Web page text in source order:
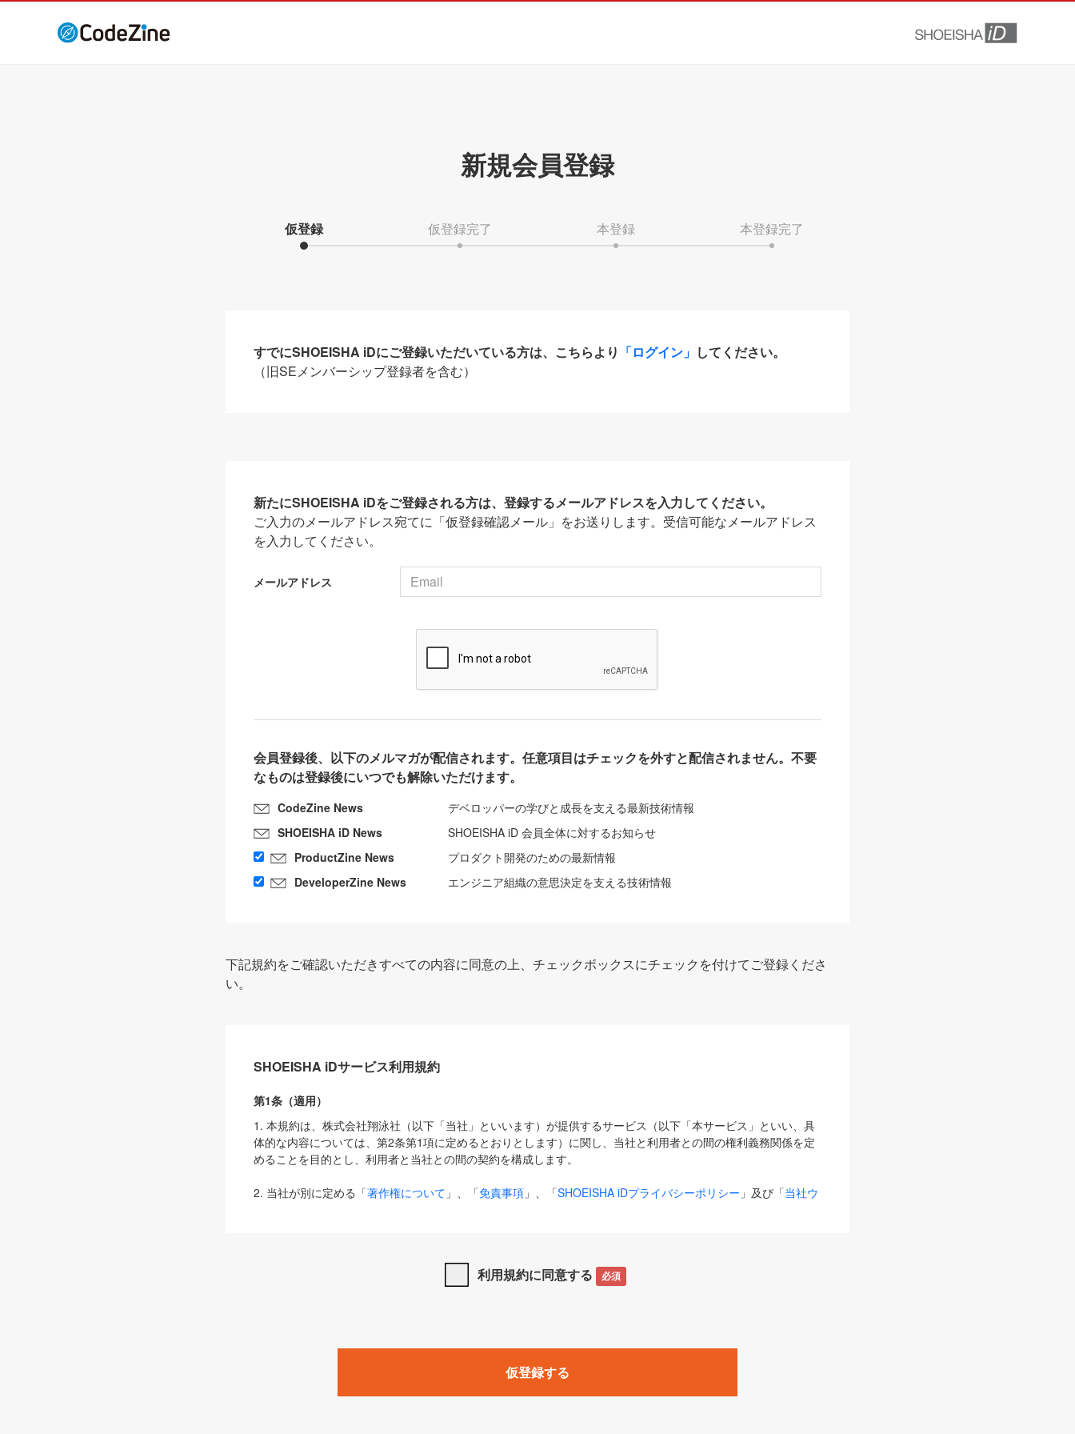
新規会員登録
仮登録 仮登録完了 本登録 本登録完了
すでにSHOEISHA iDにご登録いただいている方は、こちらより 「ログイン」 してください。
（旧SEメンバーシップ登録者を含む）
新たにSHOEISHA iDをご登録される方は、登録するメールアドレスを入力してください。
ご入力のメールアドレス宛てに「仮登録確認メール」をお送りします。受信可能なメールアドレス
を入力してください。
メールアドレス
会員登録後、以下のメルマガが配信されます。任意項目はチェックを外すと配信されません。不要
なものは登録後にいつでも解除いただけます。
CodeZine News
デベロッパーの学びと成長を支える最新技術情報
SHOEISHA iD News
SHOEISHA iD 会員全体に対するお知らせ
ProductZine News
プロダクト開発のための最新情報
DeveloperZine News
エンジニア組織の意思決定を支える技術情報
下記規約をご確認いただきすべての内容に同意の上、チェックボックスにチェックを付けてご登録くださ
い。
SHOEISHA iDサービス利用規約
第1条（適用）
1. 本規約は、株式会社翔泳社（以下「当社」といいます）が提供するサービス（以下「本サービス」といい、具
体的な内容については、第2条第1項に定めるとおりとします）に関し、当社と利用者との間の権利義務関係を定
めることを目的とし、利用者と当社との間の契約を構成します。
2. 当社が別に定める「著作権について 」、「免責事項 」、「SHOEISHA iDプライバシーポリシー 」及び「当社ウ
は、本規約の規定が優先して適用されるものとします。
1. 「本サービス」とは、当社が提供する以下のサービス（名称や内容が変更された場合、変更後のサービスを含
みます）及びこれらサービスに関連して当社が実施するイベントやキャンペーンをいいます。
「SEBook」「SEShop」「CodeZine」「MarkeZine」「EnterpriseZine」「ECzine」「Biz/Zine」「HRzine」
利用規約に同意する 必須
仮登録する